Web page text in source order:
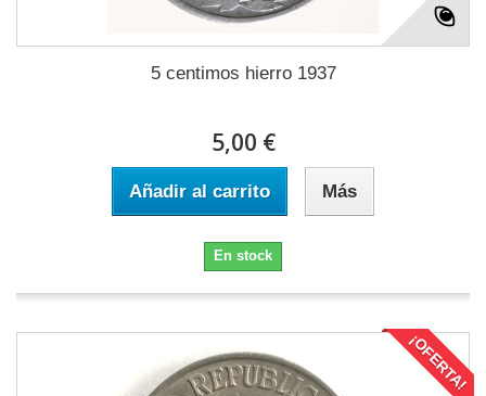
5 centimos hierro 1937
5,00 €
Añadir al carrito Más
En stock
¡OFERTA!